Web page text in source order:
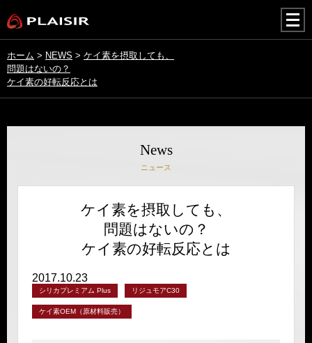
ホーム > NEWS > ケイ素を摂取しても、
問題はないの？
ケイ素の好転反応とは
News
ニュース
ケイ素を摂取しても、
問題はないの？
ケイ素の好転反応とは
2017.10.23
シリカプレミアム Plus リジュモアC30
ケイ素OEM（原材料販売）